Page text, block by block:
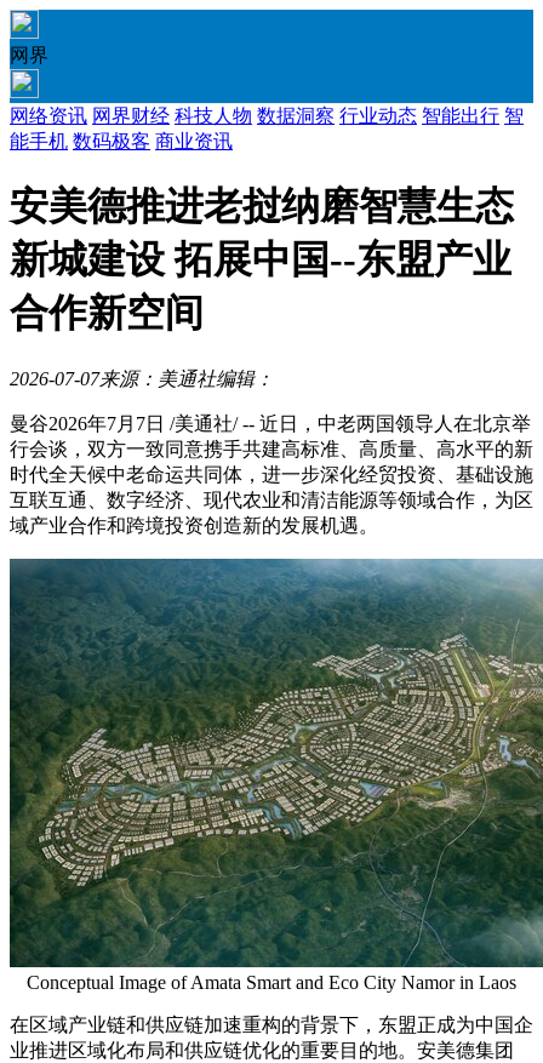
网界
网络资讯 网界财经 科技人物 数据洞察 行业动态 智能出行 智
能手机 数码极客 商业资讯
安美德推进老挝纳磨智慧生态
新城建设 拓展中国--东盟产业
合作新空间
2026-07-07来源：美通社编辑：
曼谷2026年7月7日 /美通社/ -- 近日，中老两国领导人在北京举
行会谈，双方一致同意携手共建高标准、高质量、高水平的新
时代全天候中老命运共同体，进一步深化经贸投资、基础设施
互联互通、数字经济、现代农业和清洁能源等领域合作，为区
域产业合作和跨境投资创造新的发展机遇。
Conceptual Image of Amata Smart and Eco City Namor in Laos
在区域产业链和供应链加速重构的背景下，东盟正成为中国企
业推进区域化布局和供应链优化的重要目的地。安美德集团